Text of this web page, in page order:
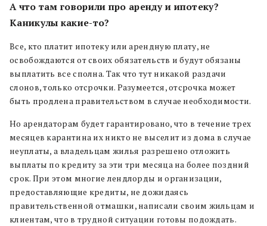
А что там говорили про аренду и ипотеку?
Каникулы какие-то?
Все, кто платит ипотеку или арендную плату, не
освобождаются от своих обязательств и будут обязаны
выплатить все сполна. Так что тут никакой раздачи
слонов, только отсрочки. Разумеется, отсрочка может
быть продлена правительством в случае необходимости.
Но арендаторам будет гарантировано, что в течение трех
месяцев карантина их никто не выселит из дома в случае
неуплаты, а владельцам жилья разрешено отложить
выплаты по кредиту за эти три месяца на более поздний
срок. При этом многие лендлорды и организации,
предоставляющие кредиты, не дожидаясь
правительственной отмашки, написали своим жильцам и
клиентам, что в трудной ситуации готовы подождать.